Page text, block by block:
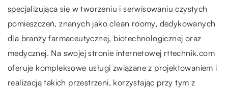
specjalizująca się w tworzeniu i serwisowaniu czystych
pomieszczeń, znanych jako clean roomy, dedykowanych
dla branży farmaceutycznej, biotechnologicznej oraz
medycznej. Na swojej stronie internetowej rttechnik.com
oferuje kompleksowe usługi związane z projektowaniem i
realizacją takich przestrzeni, korzystając przy tym z